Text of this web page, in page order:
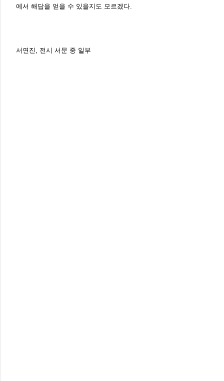
에서 해답을 얻을 수 있을지도 모르겠다.
서연진, 전시 서문 중 일부